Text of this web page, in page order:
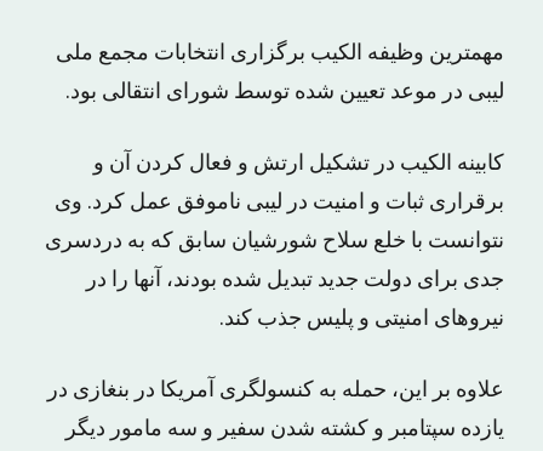
مهمترین وظیفه الکیب برگزاری انتخابات مجمع ملی
لیبی در موعد تعیین شده توسط شورای انتقالی بود.
کابینه الکیب در تشکیل ارتش و فعال کردن آن و
برقراری ثبات و امنیت در لیبی ناموفق عمل کرد. وی
نتوانست با خلع سلاح شورشیان سابق که به دردسری
جدی برای دولت جدید تبدیل شده بودند، آنها را در
نیروهای امنیتی و پلیس جذب کند.
علاوه بر این، حمله به کنسولگری آمریکا در بنغازی در
یازده سپتامبر و کشته شدن سفیر و سه مامور دیگر